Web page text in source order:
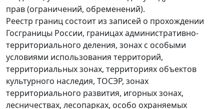
прав (ограничений, обременений).
Реестр границ состоит из записей о прохождении
Госграницы России, границах административно-
территориального деления, зонах с особыми
условиями использования территорий,
территориальных зонах, территориях объектов
культурного наследия, ТОСЭР, зонах
территориального развития, игорных зонах,
лесничествах, лесопарках, особо охраняемых